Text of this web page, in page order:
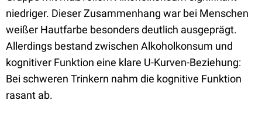
niedriger. Dieser Zusammenhang war bei Menschen
weißer Hautfarbe besonders deutlich ausgeprägt.
Allerdings bestand zwischen Alkoholkonsum und
kognitiver Funktion eine klare U-Kurven-Beziehung:
Bei schweren Trinkern nahm die kognitive Funktion
rasant ab.